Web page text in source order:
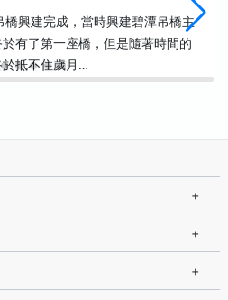
興建完成，當時興建碧潭吊橋主
有了第一座橋，但是隨著時間的
抵不住歲月…